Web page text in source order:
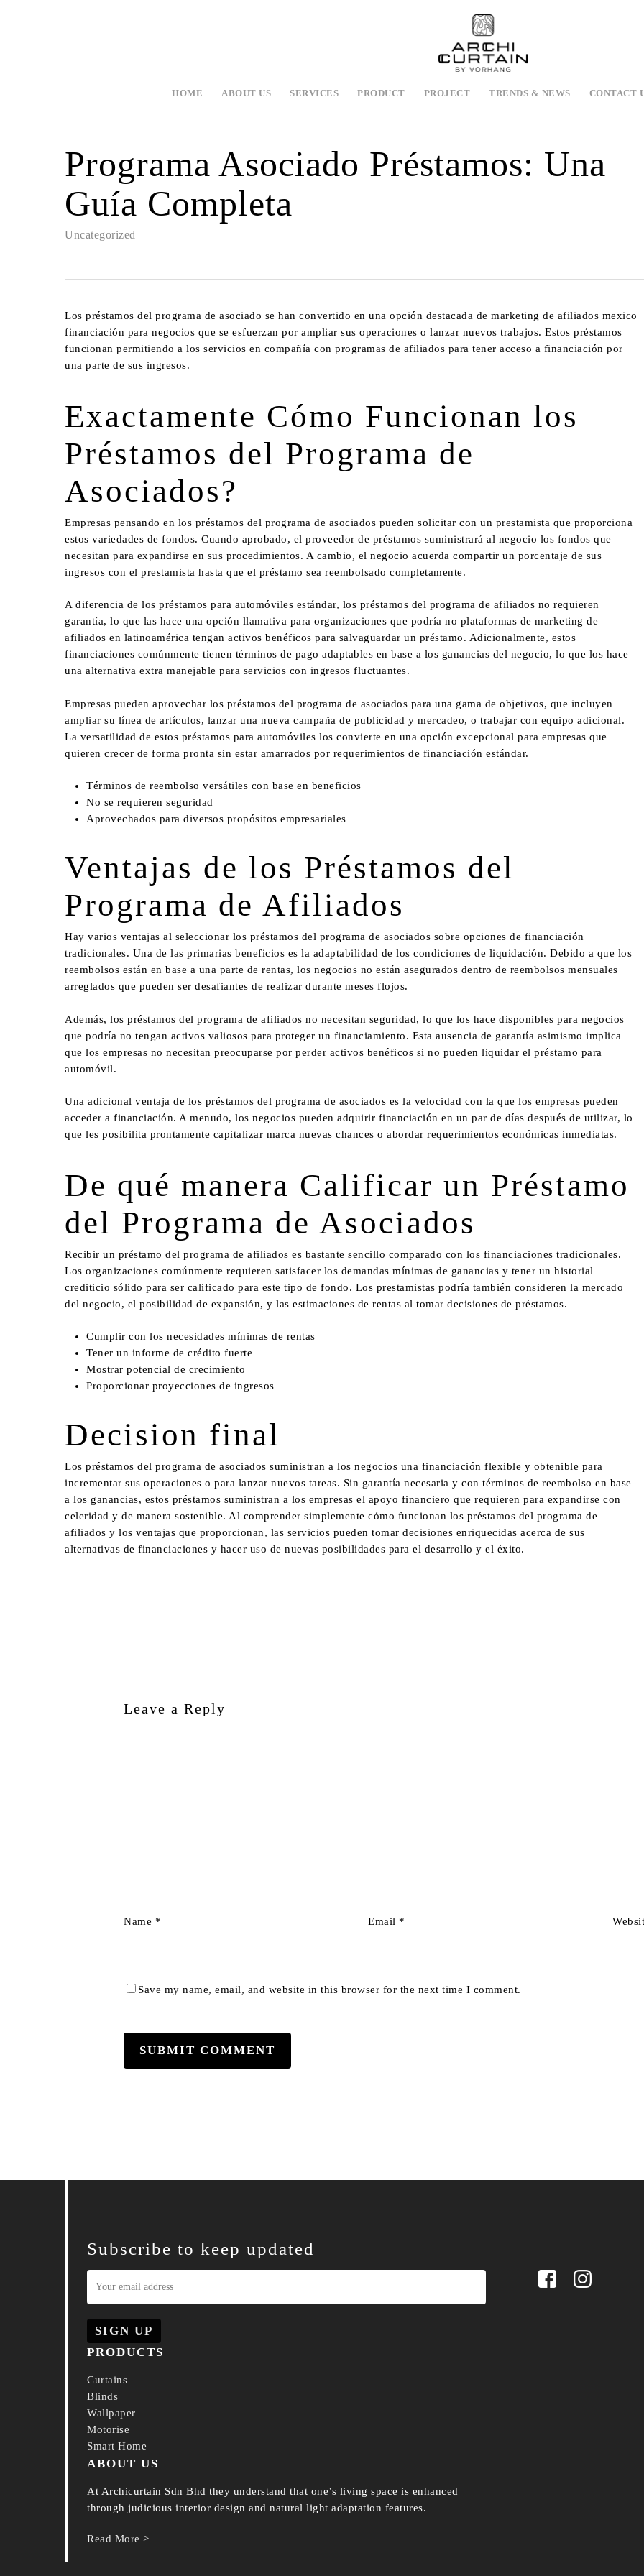
Hit enter to search or ESC to close
HOME ABOUT US SERVICES PRODUCT PROJECT TRENDS & NEWS CONTACT
Programa Asociado Préstamos: Una
Guía Completa
Uncategorized
Los préstamos del programa de asociado se han convertido en una opción destacada de marketing de afiliados mexico
financiación para negocios que se esfuerzan por ampliar sus operaciones o lanzar nuevos trabajos. Estos préstamos
funcionan permitiendo a los servicios en compañía con programas de afiliados para tener acceso a financiación por
una parte de sus ingresos.
Exactamente Cómo Funcionan los
Préstamos del Programa de
Asociados?
Empresas pensando en los préstamos del programa de asociados pueden solicitar con un prestamista que proporciona
estos variedades de fondos. Cuando aprobado, el proveedor de préstamos suministrará al negocio los fondos que
necesitan para expandirse en sus procedimientos. A cambio, el negocio acuerda compartir un porcentaje de sus
ingresos con el prestamista hasta que el préstamo sea reembolsado completamente.
A diferencia de los préstamos para automóviles estándar, los préstamos del programa de afiliados no requieren
garantía, lo que las hace una opción llamativa para organizaciones que podría no plataformas de marketing de
afiliados en latinoamérica tengan activos benéficos para salvaguardar un préstamo. Adicionalmente, estos
financiaciones comúnmente tienen términos de pago adaptables en base a los ganancias del negocio, lo que los hace
una alternativa extra manejable para servicios con ingresos fluctuantes.
Empresas pueden aprovechar los préstamos del programa de asociados para una gama de objetivos, que incluyen
ampliar su línea de artículos, lanzar una nueva campaña de publicidad y mercadeo, o trabajar con equipo adicional.
La versatilidad de estos préstamos para automóviles los convierte en una opción excepcional para empresas que
quieren crecer de forma pronta sin estar amarrados por requerimientos de financiación estándar.
Términos de reembolso versátiles con base en beneficios
No se requieren seguridad
Aprovechados para diversos propósitos empresariales
Ventajas de los Préstamos del
Programa de Afiliados
Hay varios ventajas al seleccionar los préstamos del programa de asociados sobre opciones de financiación
tradicionales. Una de las primarias beneficios es la adaptabilidad de los condiciones de liquidación. Debido a que los
reembolsos están en base a una parte de rentas, los negocios no están asegurados dentro de reembolsos mensuales
arreglados que pueden ser desafiantes de realizar durante meses flojos.
Además, los préstamos del programa de afiliados no necesitan seguridad, lo que los hace disponibles para negocios
que podría no tengan activos valiosos para proteger un financiamiento. Esta ausencia de garantía asimismo implica
que los empresas no necesitan preocuparse por perder activos benéficos si no pueden liquidar el préstamo para
automóvil.
Una adicional ventaja de los préstamos del programa de asociados es la velocidad con la que los empresas pueden
acceder a financiación. A menudo, los negocios pueden adquirir financiación en un par de días después de utilizar, lo
que les posibilita prontamente capitalizar marca nuevas chances o abordar requerimientos económicas inmediatas.
De qué manera Calificar un Préstamo
del Programa de Asociados
Recibir un préstamo del programa de afiliados es bastante sencillo comparado con los financiaciones tradicionales.
Los organizaciones comúnmente requieren satisfacer los demandas mínimas de ganancias y tener un historial
crediticio sólido para ser calificado para este tipo de fondo. Los prestamistas podría también consideren la mercado
del negocio, el posibilidad de expansión, y las estimaciones de rentas al tomar decisiones de préstamos.
Cumplir con los necesidades mínimas de rentas
Tener un informe de crédito fuerte
Mostrar potencial de crecimiento
Proporcionar proyecciones de ingresos
Decision final
Los préstamos del programa de asociados suministran a los negocios una financiación flexible y obtenible para
incrementar sus operaciones o para lanzar nuevos tareas. Sin garantía necesaria y con términos de reembolso en base
a los ganancias, estos préstamos suministran a los empresas el apoyo financiero que requieren para expandirse con
celeridad y de manera sostenible. Al comprender simplemente cómo funcionan los préstamos del programa de
afiliados y los ventajas que proporcionan, las servicios pueden tomar decisiones enriquecidas acerca de sus
alternativas de financiaciones y hacer uso de nuevas posibilidades para el desarrollo y el éxito.
Leave a Reply
Name * Email *
Save my name, email, and website in this browser for the next time I comment.
Subscribe to keep updated
PRODUCTS
Curtains
Blinds
Wallpaper
Motorise
Smart Home
ABOUT US
At Archicurtain Sdn Bhd they understand that one’s living space is enhanced
through judicious interior design and natural light adaptation features.
Read More >